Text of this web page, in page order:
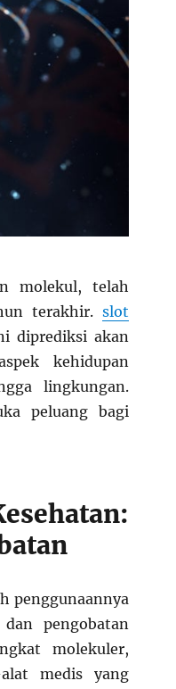
molekul, telah
terakhir. slot
diprediksi akan
kehidupan
lingkungan.
peluang bagi
penggunaannya
pengobatan
molekuler,
medis yang